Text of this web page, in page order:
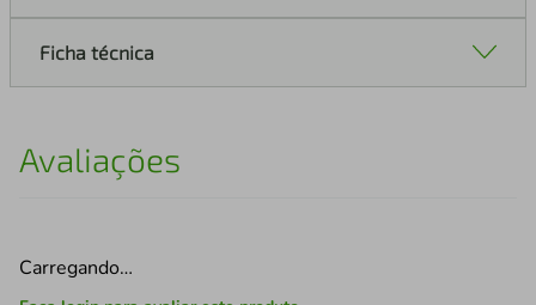
Ficha técnica
Avaliações
Carregando…